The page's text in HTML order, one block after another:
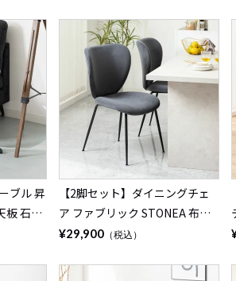
ブル 昇
板 石目
テー
【2脚セット】ダイニングチェ
ア ファブリック STONEA 布張
り スチール脚 肘なし チェアー
卓椅子 おしゃれ ベージュ ブラ
¥29,900 （税込）